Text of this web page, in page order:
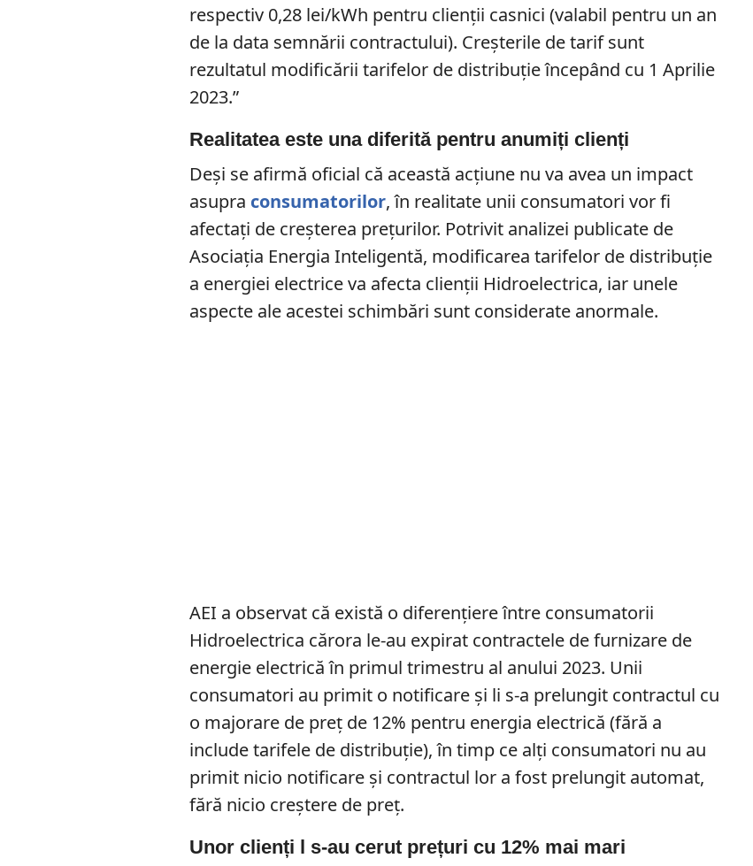
respectiv 0,28 lei/kWh pentru clienții casnici (valabil pentru un an
de la data semnării contractului). Creșterile de tarif sunt
rezultatul modificării tarifelor de distribuție începând cu 1 Aprilie
2023.”
Realitatea este una diferită pentru anumiți clienți
Deși se afirmă oficial că această acțiune nu va avea un impact
asupra consumatorilor, în realitate unii consumatori vor fi
afectați de creșterea prețurilor. Potrivit analizei publicate de
Asociația Energia Inteligentă, modificarea tarifelor de distribuție
a energiei electrice va afecta clienții Hidroelectrica, iar unele
aspecte ale acestei schimbări sunt considerate anormale.
AEI a observat că există o diferențiere între consumatorii
Hidroelectrica cărora le-au expirat contractele de furnizare de
energie electrică în primul trimestru al anului 2023. Unii
consumatori au primit o notificare și li s-a prelungit contractul cu
o majorare de preț de 12% pentru energia electrică (fără a
include tarifele de distribuție), în timp ce alți consumatori nu au
primit nicio notificare și contractul lor a fost prelungit automat,
fără nicio creștere de preț.
Unor clienți l s-au cerut prețuri cu 12% mai mari